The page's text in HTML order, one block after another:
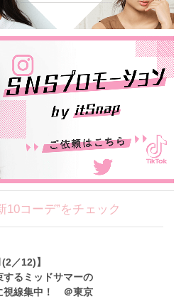
10コーデ”をチェック
／12)】
するミッドサマーの
視線集中！ ＠東京